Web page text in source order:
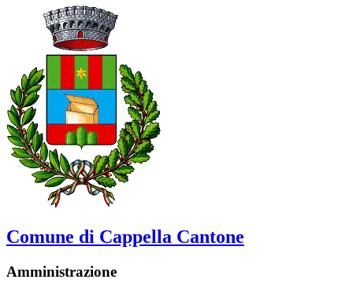
Comune di Cappella Cantone
Amministrazione